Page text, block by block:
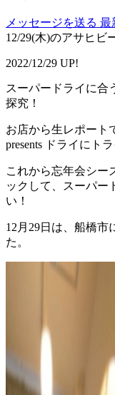
メッセージを送る 最
12/29(木)のアサヒビ
2022/12/29 UP!
スーパードライに合
探究！
お店から生レポート
presents ドライにトラ
これから忘年会シー
ックして、スーパー
い！
12月29日は、船橋市
た。